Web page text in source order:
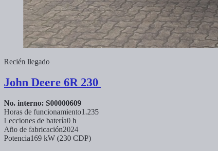
Recién llegado
John Deere 6R 230
No. interno: S00000609
Horas de funcionamiento1.235
Lecciones de batería0 h
Año de fabricación2024
Potencia169 kW (230 CDP)